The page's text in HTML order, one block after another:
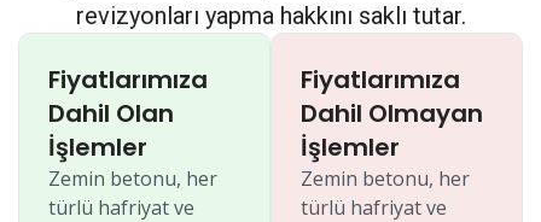
revizyonları yapma hakkını saklı tutar.
Fiyatlarımıza
Dahil Olan
İşlemler
Zemin betonu, her
türlü hafriyat ve
Fiyatlarımıza
Dahil Olmayan
İşlemler
Zemin betonu, her
türlü hafriyat ve